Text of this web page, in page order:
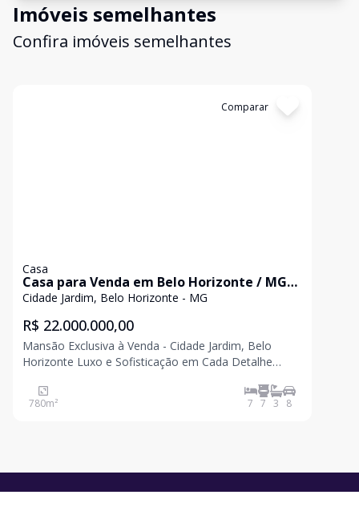
Imóveis semelhantes
Confira imóveis semelhantes
Comparar
Casa
Casa para Venda em Belo Horizonte / MG
no bairro Cidade Jardim
Cidade Jardim, Belo Horizonte - MG
R$ 22.000.000,00
Mansão Exclusiva à Venda - Cidade Jardim, Belo
Horizonte Luxo e Sofisticação em Cada Detalhe
mansão de 788 m, em um terreno de 1.020 m,
redefine o conceito de exclusividade. Projetada com
780m² 7 7 3 8